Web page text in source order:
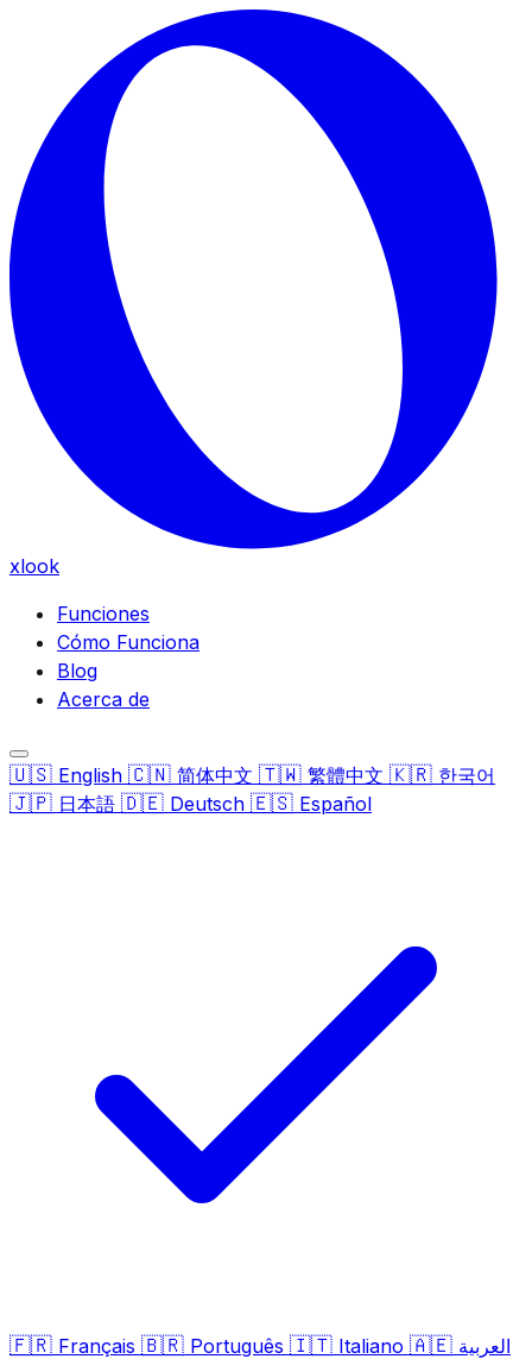
Skip to main content
xlook
Funciones
Cómo Funciona
Blog
Acerca de
🇺🇸 English 🇨🇳 简体中文 🇹🇼 繁體中文 🇰🇷 한국어
🇯🇵 日本語 🇩🇪 Deutsch 🇪🇸 Español
🇫🇷 Français 🇧🇷 Português 🇮🇹 Italiano 🇦🇪 العربية